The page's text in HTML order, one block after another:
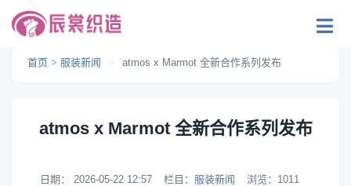
首页 > 服装新闻 > atmos x Marmot 全新合作系列发布
atmos x Marmot 全新合作系列发布
日期： 2026-05-22 12:57 栏目： 服装新闻 浏览： 1011